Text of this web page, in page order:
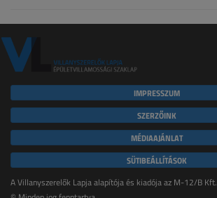
IMPRESSZUM
SZERZŐINK
MÉDIAAJÁNLAT
SÜTIBEÁLLÍTÁSOK
A Villanyszerelők Lapja alapítója és kiadója az M-12/B Kft.